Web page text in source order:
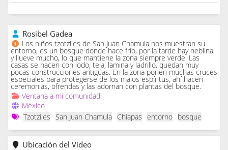
Rosibel Gadea
Los niños tzotziles de San Juan Chamula nos muestran su
entorno, es un bosque donde hace frío, por la tarde hay neblina
y llueve mucho, lo que mantiene la zona siempre verde. Las
casas se hacen con lodo, teja, lamina y ladrillo, quedan muy
pocas construcciones antiguas. En la zona ponen muchas cruces
especiales para protegerse de los malos espíritus, ahí hacen
ceremonias, ofrendas y las adornan con plantas del bosque.
Ventana a mi comunidad
México
Tzotziles
San Juan Chamula Chiapas entorno bosque
Ubicación del Video